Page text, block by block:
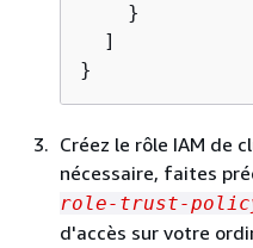
    }
  ]
}
Créez le rôle IAM de
nécessaire, faites
role-trust-
d'accès sur votre